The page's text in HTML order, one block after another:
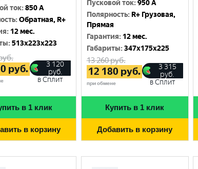
ток:850 A
:Обратная, R+
: 12 мес.
:513x223x223
руб.
3 120
руб.
в Сплит
в 1 клик
в корзину
Пусковой ток:950 A
Полярность: R+ Грузовая,
Прямая
Гарантия: 12 мес.
Габариты:347x175x225
13 260руб.
12 180 руб.
при обмене
3 315
руб.
в Сплит
Купить в 1 клик
Добавить в корзину